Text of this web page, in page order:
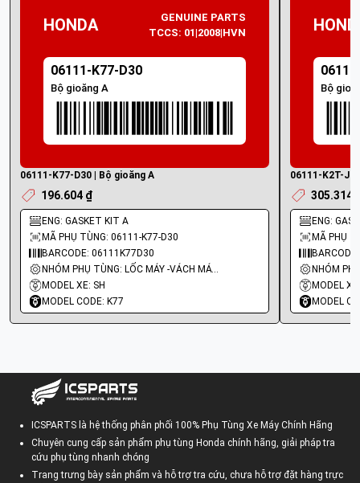
HONDA
GENUINE PARTS
TCCS: 01|2008|HVN
06111-K77-D30
Bộ gioăng A
06111-K77-D30 | Bộ gioăng A
196.604 ₫
ENG: GASKET KIT A
MÃ PHỤ TÙNG: 06111-K77-D30
BARCODE: 06111K77D30
NHÓM PHỤ TÙNG: LỐC MÁY -VÁCH MÁY - GIOĂNG MÁY
MODEL XE: SH
MODEL CODE: K77
Bộ
06111-K2T-
305.314
ENG:
MÃ PHỤ
MODEL
MODEL
ICSPARTS là hệ thống phân phối 100% Phụ Tùng Xe Máy Chính Hãng
Chuyên cung cấp sản phẩm phụ tùng Honda chính hãng, giải pháp tra
cứu phụ tùng nhanh chóng
Trang trưng bày sản phẩm và hỗ trợ tra cứu, chưa hỗ trợ đặt hàng trực